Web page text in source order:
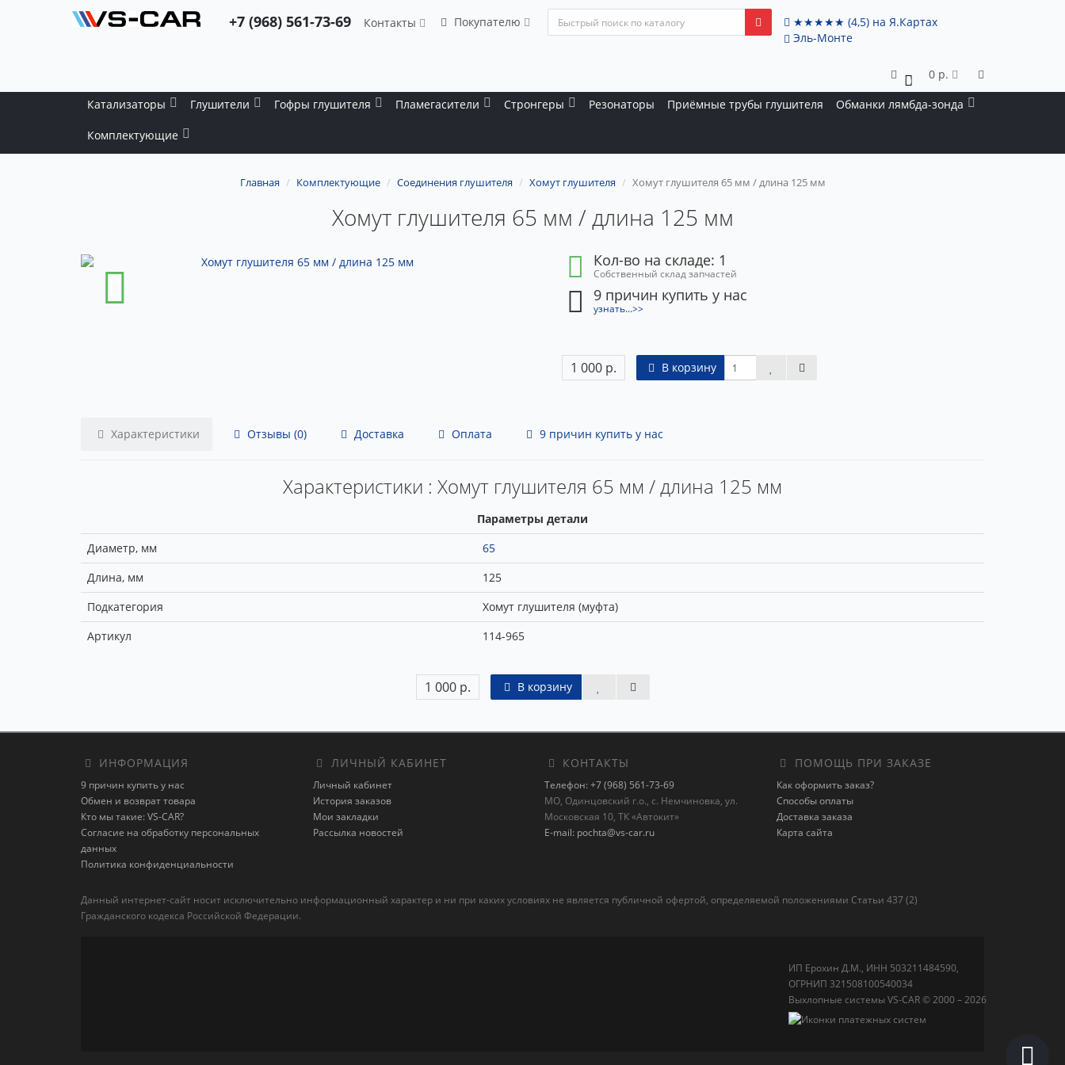
+7 (968) 561-73-69 Контакты Покупателю ★★★★★ (4,5) на Я.Картах
Эль-Монте
0
0 р.
Катализаторы
Глушители Гофры глушителя Пламегасители Стронгеры Резонаторы Приёмные трубы глушителя Обманки лямбда-зонда
Комплектующие
Главная Комплектующие Соединения глушителя Хомут глушителя Хомут глушителя 65 мм / длина 125 мм
Хомут глушителя 65 мм / длина 125 мм
Кол-во на складе: 1
Собственный склад запчастей
9 причин купить у нас
узнать...>>
1 000 р. В корзину
Характеристики Отзывы (0) Доставка Оплата 9 причин купить у нас
Характеристики : Хомут глушителя 65 мм / длина 125 мм
Параметры детали
Диаметр, мм
65
Длина, мм
125
Подкатегория
Хомут глушителя (муфта)
Артикул
114-965
1 000 р. В корзину
ИНФОРМАЦИЯ
9 причин купить у нас
Обмен и возврат товара
Кто мы такие: VS-CAR?
Согласие на обработку персональных
данных
Политика конфиденциальности
ЛИЧНЫЙ КАБИНЕТ
Личный кабинет
История заказов
Мои закладки
Рассылка новостей
КОНТАКТЫ
Телефон: +7 (968) 561-73-69
МО, Одинцовский г.о., с. Немчиновка, ул.
Московская 10, ТК «Автокит»
E-mail: pochta@vs-car.ru
ПОМОЩЬ ПРИ ЗАКАЗЕ
Как оформить заказ?
Способы оплаты
Доставка заказа
Карта сайта
Данный интернет-сайт носит исключительно информационный характер и ни при каких условиях не является публичной офертой, определяемой положениями Статьи 437 (2)
Гражданского кодекса Российской Федерации.
ИП Ерохин Д.М., ИНН 503211484590,
ОГРНИП 321508100540034
Выхлопные системы VS-CAR © 2000 – 2026